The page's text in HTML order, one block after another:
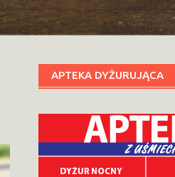
APTEKA DYŻURUJĄCA